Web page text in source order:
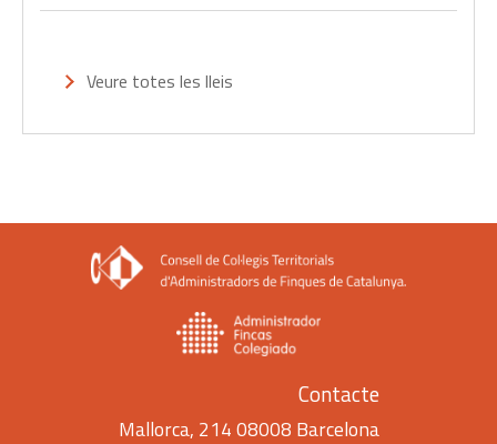
Veure totes les lleis
Contacte
Mallorca, 214 08008 Barcelona